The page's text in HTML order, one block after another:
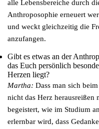
alle Lebensbereiche durch
Anthroposophie erneuert
und weckt gleichzeitig die
anzufangen.
Gibt es etwas an der
das Euch persönlich
Herzen liegt?
Martha: Dass man sich
nicht das Herz herausreißen
begeistert, wie im Studium
erlernbar wird, dass